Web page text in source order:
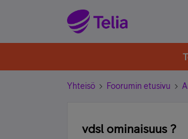
Yhteisö Foorumin etusivu
vdsl ominaisuus ?